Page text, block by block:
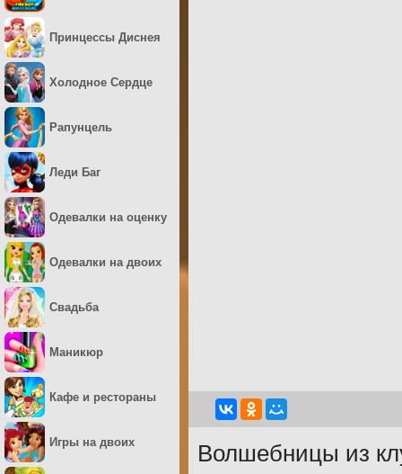
Волшебницы из
Принцессы Диснея
Холодное Сердце
Рапунцель
Леди Баг
Одевалки на оценку
Одевалки на двоих
Свадьба
Маникюр
Кафе и рестораны
Игры на двоих